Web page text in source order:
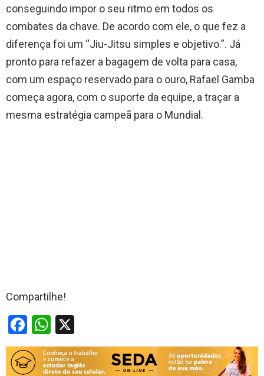
conseguindo impor o seu ritmo em todos os
combates da chave. De acordo com ele, o que fez a
diferença foi um “Jiu-Jitsu simples e objetivo.”. Já
pronto para refazer a bagagem de volta para casa,
com um espaço reservado para o ouro, Rafael Gamba
começa agora, com o suporte da equipe, a traçar a
mesma estratégia campeã para o Mundial.
Compartilhe!
F
a
ce
W
h
at